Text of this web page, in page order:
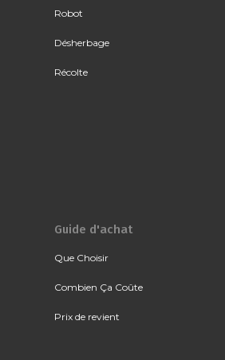
Robot
Désherbage
Récolte
Guide d'achat
Que Choisir
Combien Ça Coûte
Prix de revient